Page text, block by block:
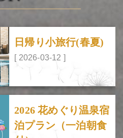
日帰り小旅行(春夏)
[ 2026-03-12 ]
2026 花めぐり温泉宿
泊プラン（一泊朝食